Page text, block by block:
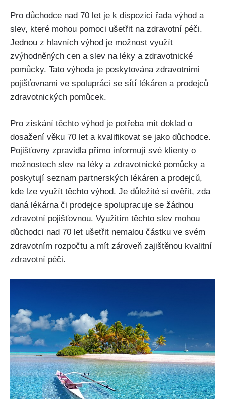
Pro důchodce nad 70 let je k dispozici řada výhod a
slev, které mohou pomoci ušetřit na zdravotní péči.
Jednou z hlavních výhod je možnost využít
zvýhodněných cen a slev na léky a zdravotnické
pomůcky. Tato výhoda je poskytována zdravotními
pojišťovnami ve spolupráci se sítí lékáren a prodejců
zdravotnických pomůcek.
Pro získání těchto výhod je potřeba mít doklad o
dosažení věku 70 let a kvalifikovat se jako důchodce.
Pojišťovny zpravidla přímo informují své klienty o
možnostech slev na léky a zdravotnické pomůcky a
poskytují seznam partnerských lékáren a prodejců,
kde lze využít těchto výhod. Je důležité si ověřit, zda
daná lékárna či prodejce spolupracuje se žádnou
zdravotní pojišťovnou. Využitím těchto slev mohou
důchodci nad 70 let ušetřit nemalou částku ve svém
zdravotním rozpočtu a mít zároveň zajištěnou kvalitní
zdravotní péči.